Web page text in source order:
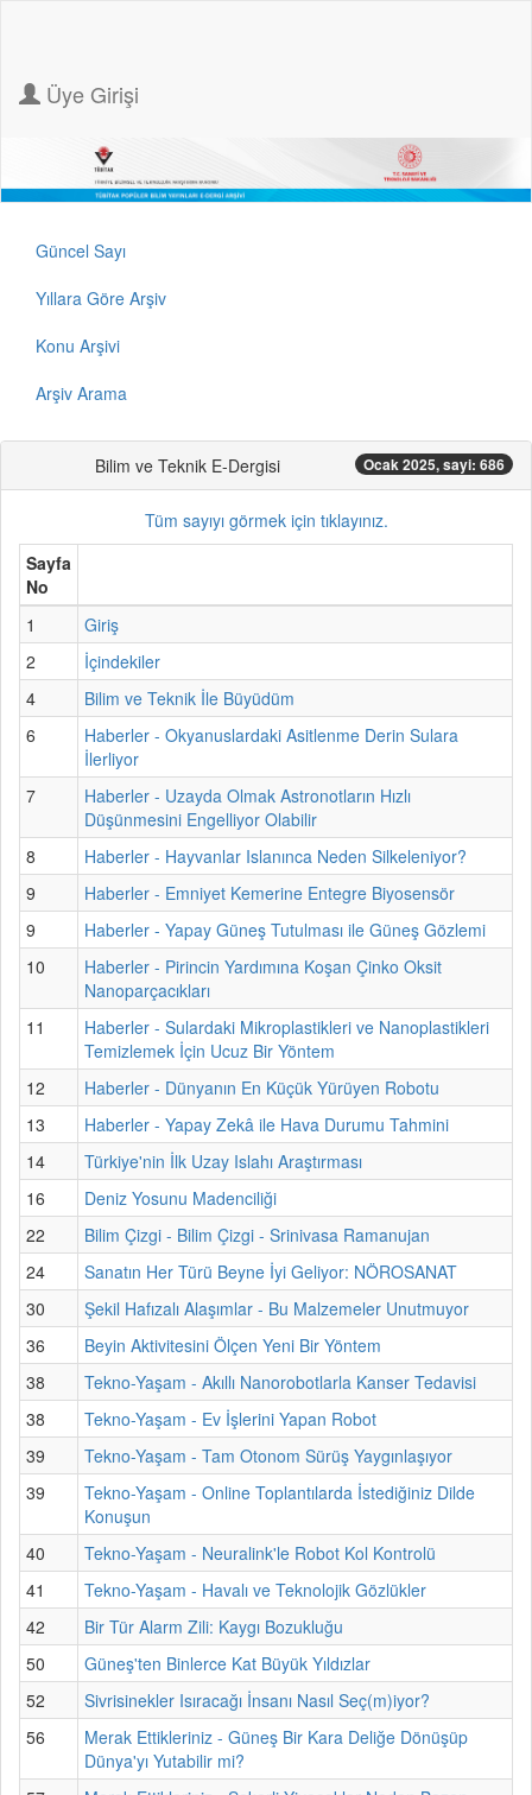
Üye Girişi
Güncel Sayı
Yıllara Göre Arşiv
Konu Arşivi
Arşiv Arama
Bilim ve Teknik E-Dergisi Ocak 2025, sayi: 686
Tüm sayıyı görmek için tıklayınız.
Sayfa
No
1
Giriş
2
İçindekiler
4
Bilim ve Teknik İle Büyüdüm
6
Haberler - Okyanuslardaki Asitlenme Derin Sulara
İlerliyor
7
Haberler - Uzayda Olmak Astronotların Hızlı
Düşünmesini Engelliyor Olabilir
8
Haberler - Hayvanlar Islanınca Neden Silkeleniyor?
9
Haberler - Emniyet Kemerine Entegre Biyosensör
9
Haberler - Yapay Güneş Tutulması ile Güneş Gözlemi
10
Haberler - Pirincin Yardımına Koşan Çinko Oksit
Nanoparçacıkları
11
Haberler - Sulardaki Mikroplastikleri ve Nanoplastikleri
Temizlemek İçin Ucuz Bir Yöntem
12
Haberler - Dünyanın En Küçük Yürüyen Robotu
13
Haberler - Yapay Zekâ ile Hava Durumu Tahmini
14
Türkiye'nin İlk Uzay Islahı Araştırması
16
Deniz Yosunu Madenciliği
22
Bilim Çizgi - Bilim Çizgi - Srinivasa Ramanujan
24
Sanatın Her Türü Beyne İyi Geliyor: NÖROSANAT
30
Şekil Hafızalı Alaşımlar - Bu Malzemeler Unutmuyor
36
Beyin Aktivitesini Ölçen Yeni Bir Yöntem
38
Tekno-Yaşam - Akıllı Nanorobotlarla Kanser Tedavisi
38
Tekno-Yaşam - Ev İşlerini Yapan Robot
39
Tekno-Yaşam - Tam Otonom Sürüş Yaygınlaşıyor
39
Tekno-Yaşam - Online Toplantılarda İstediğiniz Dilde
Konuşun
40
Tekno-Yaşam - Neuralink'le Robot Kol Kontrolü
41
Tekno-Yaşam - Havalı ve Teknolojik Gözlükler
42
Bir Tür Alarm Zili: Kaygı Bozukluğu
50
Güneş'ten Binlerce Kat Büyük Yıldızlar
52
Sivrisinekler Isıracağı İnsanı Nasıl Seç(m)iyor?
56
Merak Ettikleriniz - Güneş Bir Kara Deliğe Dönüşüp
Dünya'yı Yutabilir mi?